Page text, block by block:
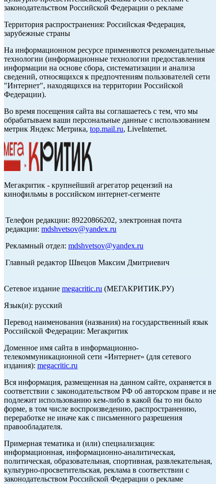
законодательством Российской Федерации о рекламе
Территория распространения: Российская Федерация,
зарубежные страны
На информационном ресурсе применяются рекомендательные
технологии (информационные технологии предоставления
информации на основе сбора, систематизации и анализа
сведений, относящихся к предпочтениям пользователей сети
"Интернет", находящихся на территории Российской
Федерации).
Во время посещения сайта вы соглашаетесь с тем, что мы
обрабатываем ваши персональные данные с использованием
метрик Яндекс Метрика, top.mail.ru, LiveInternet.
Мегакритик - крупнейший агрегатор рецензий на
кинофильмы в российском интернет-сегменте
Телефон редакции: 89220866202, электронная почта
редакции: mdshvetsov@yandex.ru
Рекламный отдел: mdshvetsov@yandex.ru
Главный редактор Швецов Максим Дмитриевич
Сетевое издание megacritic.ru (МЕГАКРИТИК.РУ)
Язык(и): русский
Перевод наименования (названия) на государственный язык
Российской Федерации: Мегакритик
Доменное имя сайта в информационно-
телекоммуникационной сети «Интернет» (для сетевого
издания): megacritic.ru
Вся информация, размещенная на данном сайте, охраняется в
соответствии с законодательством РФ об авторском праве и не
подлежит использованию кем-либо в какой бы то ни было
форме, в том числе воспроизведению, распространению,
переработке не иначе как с письменного разрешения
правообладателя.
Примерная тематика и (или) специализация:
информационная, информационно-аналитическая,
политическая, образовательная, спортивная, развлекательная,
культурно-просветительская, реклама в соответствии с
законодательством Российской Федерации о рекламе